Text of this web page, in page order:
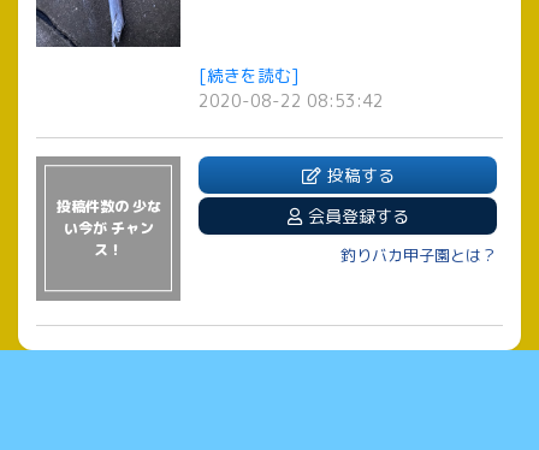
[続きを読む]
2020-08-22 08:53:42
投稿件数の 少な
い今が チャン
ス！
投稿する
会員登録する
釣りバカ甲子園とは？